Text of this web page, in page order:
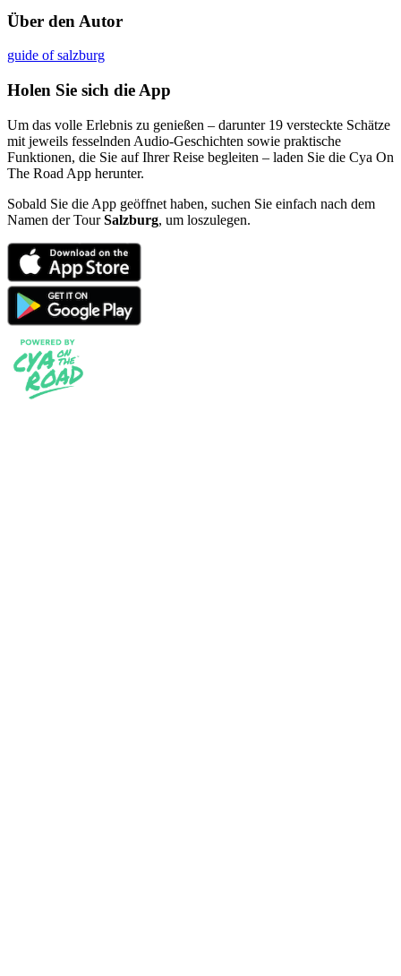
Über den Autor
guide of salzburg
Holen Sie sich die App
Um das volle Erlebnis zu genießen – darunter 19 versteckte Schätze
mit jeweils fesselnden Audio-Geschichten sowie praktische
Funktionen, die Sie auf Ihrer Reise begleiten – laden Sie die Cya On
The Road App herunter.
Sobald Sie die App geöffnet haben, suchen Sie einfach nach dem
Namen der TourSalzburg, um loszulegen.